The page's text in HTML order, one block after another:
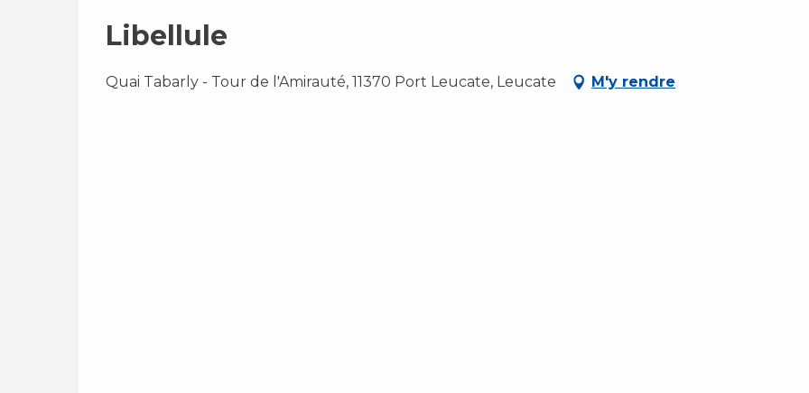
Libellule
Quai Tabarly - Tour de l'Amirauté, 11370 Port Leucate, Leucate M'y rendre